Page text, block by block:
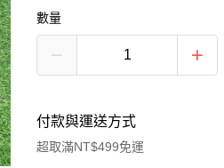
數量
付款與運送方式
超取滿NT$499免運